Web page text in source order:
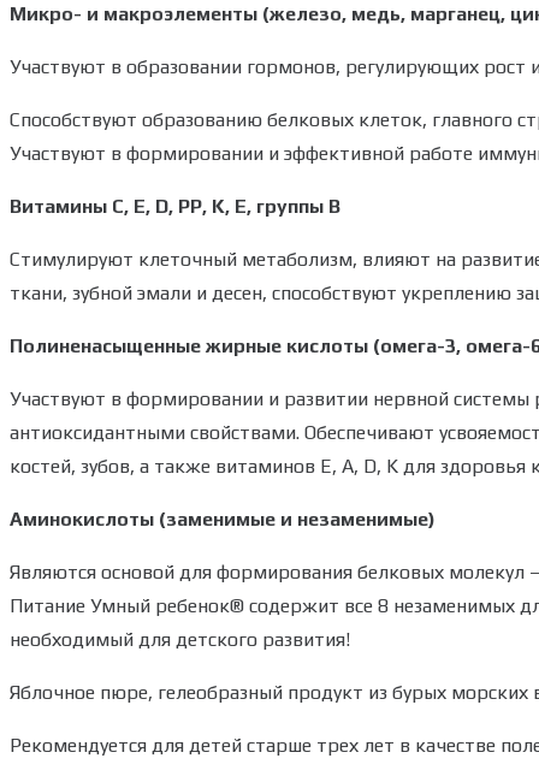
Микро- и макроэлементы (железо, медь, марганец,
Участвуют в образовании гормонов, регулирующих рост
Способствуют образованию белковых клеток, главного
Участвуют в формировании и эффективной работе
Витамины С, Е, D, PP, K, Е, группы B
Стимулируют клеточный метаболизм, влияют на
ткани, зубной эмали и десен, способствуют укреплению
Полиненасыщенные жирные кислоты (омега-3, омега-
Участвуют в формировании и развитии нервной
антиоксидантными свойствами. Обеспечивают
костей, зубов, а также витаминов Е, А, D, K для здоровья
Аминокислоты (заменимые и незаменимые)
Являются основой для формирования белковых молекул
Питание Умный ребенок® содержит все 8 незаменимых
необходимый для детского развития!
Яблочное пюре, гелеобразный продукт из бурых
Рекомендуется для детей старше трех лет в качестве